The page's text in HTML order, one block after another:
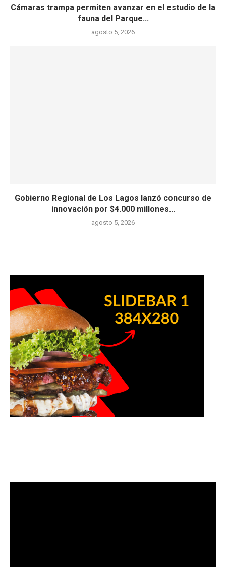
Cámaras trampa permiten avanzar en el estudio de la
fauna del Parque...
agosto 5, 2026
Gobierno Regional de Los Lagos lanzó concurso de
innovación por $4.000 millones...
agosto 5, 2026